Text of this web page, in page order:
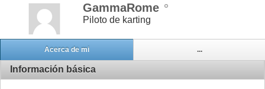
GammaRome
Piloto de karting
Acerca de mi ...
Información básica